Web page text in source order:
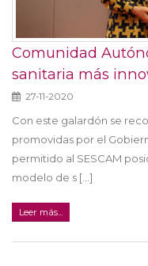
Comunidad
sanitaria más
27-11-2020
Con este galardón se
promovidas por el
permitido al SESCAM
modelo de s [...]
Leer más...